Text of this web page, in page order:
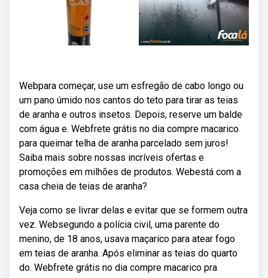
Webpara começar, use um esfregão de cabo longo ou
um pano úmido nos cantos do teto para tirar as teias
de aranha e outros insetos. Depois, reserve um balde
com água e. Webfrete grátis no dia compre macarico
para queimar telha de aranha parcelado sem juros!
Saiba mais sobre nossas incríveis ofertas e
promoções em milhões de produtos. Webestá com a
casa cheia de teias de aranha?
Veja como se livrar delas e evitar que se formem outra
vez. Websegundo a polícia civil, uma parente do
menino, de 18 anos, usava maçarico para atear fogo
em teias de aranha. Após eliminar as teias do quarto
do. Webfrete grátis no dia compre macarico pra